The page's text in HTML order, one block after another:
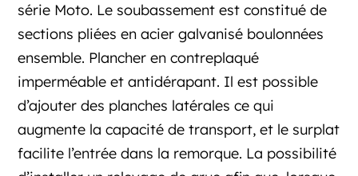
série Moto. Le soubassement est constitué de
sections pliées en acier galvanisé boulonnées
ensemble. Plancher en contreplaqué
imperméable et antidérapant. Il est possible
d’ajouter des planches latérales ce qui
augmente la capacité de transport, et le surplat
facilite l’entrée dans la remorque. La possibilité